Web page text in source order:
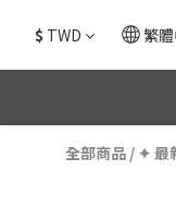
$ TWD 繁
全部商品 / ✦ 最